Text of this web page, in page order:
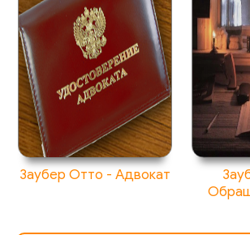
Заубер Отто - Адвокат